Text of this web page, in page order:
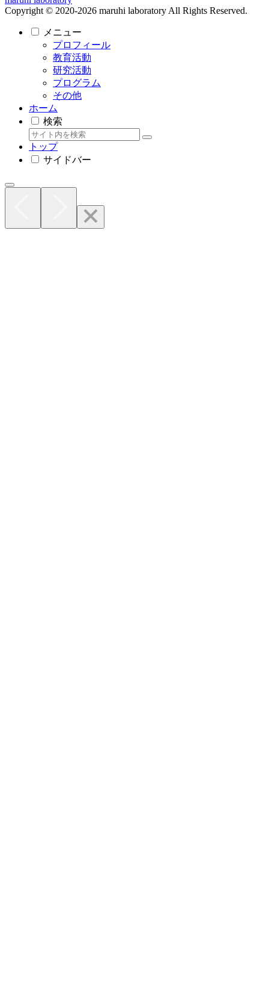
Copyright © 2020-2026 maruhi laboratory All Rights Reserved.
メニュー
プロフィール
教育活動
研究活動
プログラム
その他
ホーム
検索
トップ
サイドバー